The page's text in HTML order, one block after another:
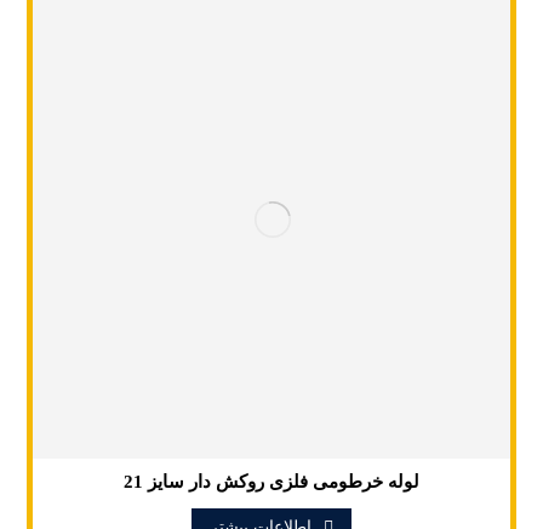
لوله خرطومی فلزی روکش دار سایز 21